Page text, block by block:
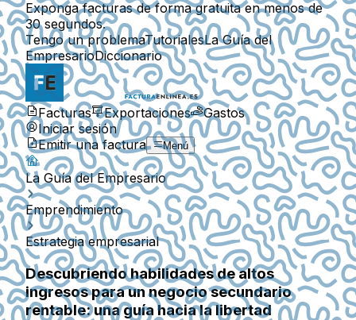
Exponga facturas de forma gratuita en menos de
30 segundos.
Tengo un problemaTutorialesLa Guía del
EmpresarioDiccionario
Facturas Exportaciones
Gastos
Iniciar sesión
Emitir una factura
Menú
La Guía del Empresario
Emprendimiento
Estrategia empresarial
Descubriendo habilidades de altos
ingresos para un negocio secundario
rentable: una guía hacia la libertad